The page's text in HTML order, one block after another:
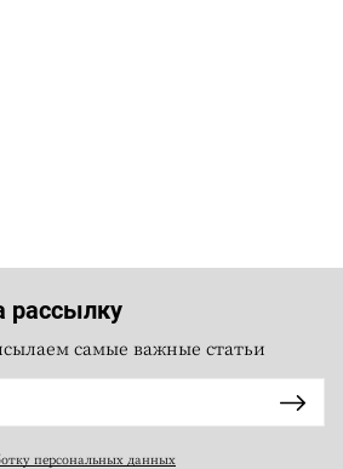
рассылку
самые важные статьи
персональных данных